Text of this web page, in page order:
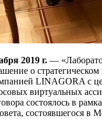
2019 г. —
о стратегическом
LINAGORA с
виртуальных
состоялось в
состоявшегося в